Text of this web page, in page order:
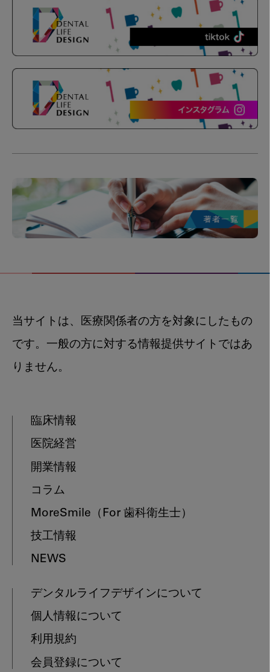
当サイトは、医療関係者の方を対象にしたもの
です。一般の方に対する情報提供サイトではあ
りません。
臨床情報
医院経営
開業情報
コラム
MoreSmile （For 歯科衛生士）
技工情報
NEWS
デンタルライフデザインについて
個人情報について
利用規約
会員登録について